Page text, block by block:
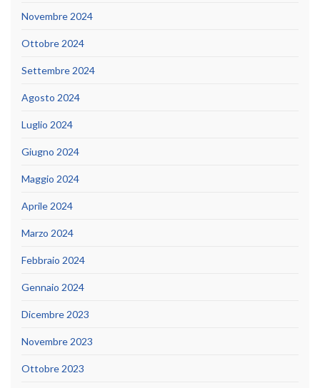
Novembre 2024
Ottobre 2024
Settembre 2024
Agosto 2024
Luglio 2024
Giugno 2024
Maggio 2024
Aprile 2024
Marzo 2024
Febbraio 2024
Gennaio 2024
Dicembre 2023
Novembre 2023
Ottobre 2023